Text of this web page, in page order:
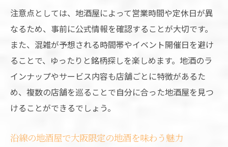
注意点としては、地酒屋によって営業時間や定休日が異
なるため、事前に公式情報を確認することが大切です。
また、混雑が予想される時間帯やイベント開催日を避け
ることで、ゆったりと銘柄探しを楽しめます。地酒のラ
インナップやサービス内容も店舗ごとに特徴があるた
め、複数の店舗を巡ることで自分に合った地酒屋を見つ
けることができるでしょう。
沿線の地酒屋で大阪限定の地酒を味わう魅力